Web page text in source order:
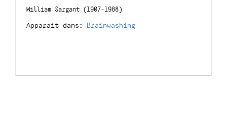
William Sargant (1907-1988)
Apparait dans: Brainwashing